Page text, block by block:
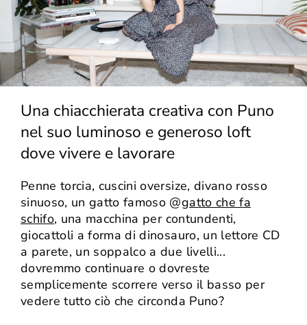
Una chiacchierata creativa con Puno
nel suo luminoso e generoso loft
dove vivere e lavorare
Penne torcia, cuscini oversize, divano rosso
sinuoso, un gatto famoso @gatto che fa
schifo, una macchina per contundenti,
giocattoli a forma di dinosauro, un lettore CD
a parete, un soppalco a due livelli...
dovremmo continuare o dovreste
semplicemente scorrere verso il basso per
vedere tutto ciò che circonda Puno?